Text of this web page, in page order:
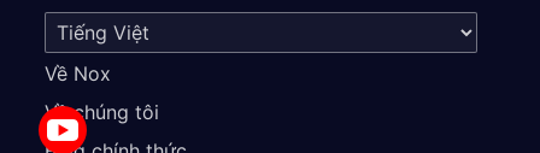
Về Nox
Về chúng tôi